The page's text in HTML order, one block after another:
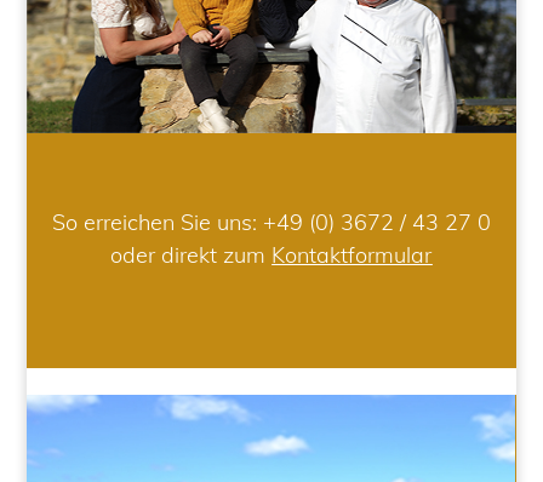
So erreichen Sie uns: +49 (0) 3672 / 43 27 0
oder direkt zum Kontaktformular